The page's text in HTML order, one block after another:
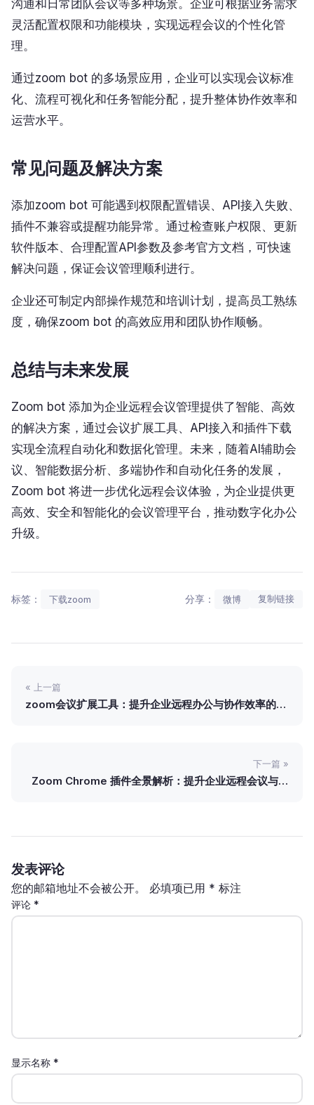
沟通和日常团队会议等多种场景。企业可根据业务需求
灵活配置权限和功能模块，实现远程会议的个性化管
理。
通过zoom bot 的多场景应用，企业可以实现会议标准
化、流程可视化和任务智能分配，提升整体协作效率和
运营水平。
常见问题及解决方案
添加zoom bot 可能遇到权限配置错误、API接入失败、
插件不兼容或提醒功能异常。通过检查账户权限、更新
软件版本、合理配置API参数及参考官方文档，可快速
解决问题，保证会议管理顺利进行。
企业还可制定内部操作规范和培训计划，提高员工熟练
度，确保zoom bot 的高效应用和团队协作顺畅。
总结与未来发展
Zoom bot 添加为企业远程会议管理提供了智能、高效
的解决方案，通过会议扩展工具、API接入和插件下载
实现全流程自动化和数据化管理。未来，随着AI辅助会
议、智能数据分析、多端协作和自动化任务的发展，
Zoom bot 将进一步优化远程会议体验，为企业提供更
高效、安全和智能化的会议管理平台，推动数字化办公
升级。
标签： 下载zoom 分享： 微博 复制链接
« 上一篇
zoom会议扩展工具：提升企业远程办公与协作效率的关
下一篇 »
Zoom Chrome 插件全景解析：提升企业远程会议与协
发表评论
您的邮箱地址不会被公开。 必填项已用 * 标注
评论 *
显示名称 *